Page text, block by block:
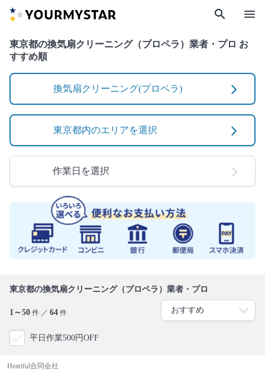
search menu
東京都の換気扇クリーニング（プロペラ）業者・プロ お
すすめ順
換気扇クリーニング(プロペラ)
東京都内のエリアを選択
作業日を選択
東京都の換気扇クリーニング（プロペラ）業者・プロ
1～50 件 ／ 64 件
平日作業500円OFF
Heartful合同会社